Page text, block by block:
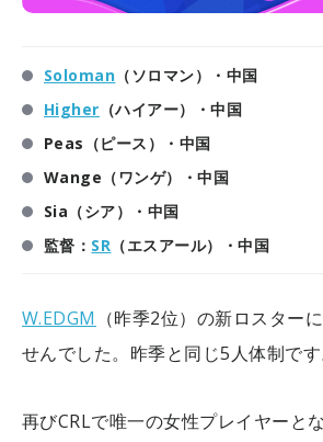
Soloman （ソロマン）・中国
Higher （ハイアー）・中国
Peas（ピース）・中国
Wange（ワンゲ）・中国
Sia（シア）・中国
監督： SR （エスアール）・中国
W.EDGM （昨季2位）の新ロスター
せんでした。昨季と同じ5人体制です
再びCRLで唯一の女性プレイヤーと